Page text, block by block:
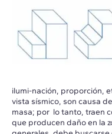
ilumi-nación, proporción,
vista sísmico, son causa
masa; por lo tanto, traen
que producen daño en la